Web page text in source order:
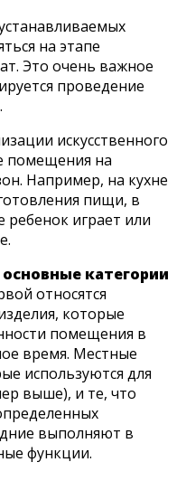
на этапе
Это очень важное
проведение
искусственного
помещения на
Например, на кухне
пищи, в
ребенок играет или
категории
относятся
которые
помещения в
время. Местные
используются для
выше), и те, что
выполняют в
функции.